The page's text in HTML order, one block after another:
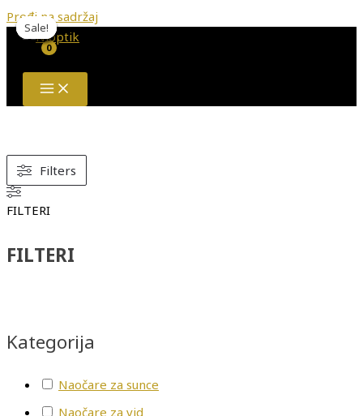
Pređi na sadržaj
Filters
FILTERI
FILTERI
Kategorija
Naočare za sunce
Naočare za vid
Sale!
Sale!
Sale!
Sale!
Sale!
Sale!
Sale!